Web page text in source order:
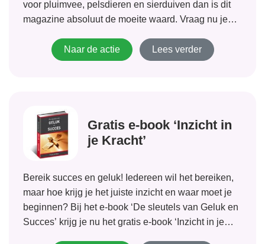
voor pluimvee, pelsdieren en sierduiven dan is dit
magazine absoluut de moeite waard. Vraag nu je
Naar de actie
Lees verder
Gratis e-book ‘Inzicht in
je Kracht’
Bereik succes en geluk! Iedereen wil het bereiken,
maar hoe krijg je het juiste inzicht en waar moet je
beginnen? Bij het e-book ‘De sleutels van Geluk en
Succes’ krijg je nu het gratis e-book ‘Inzicht in je